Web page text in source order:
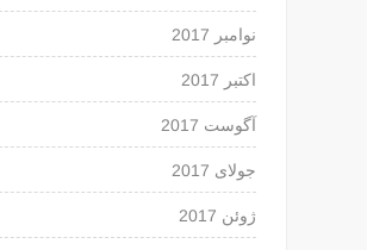
نوامبر 2017
اکتبر 2017
آگوست 2017
جولای 2017
ژوئن 2017